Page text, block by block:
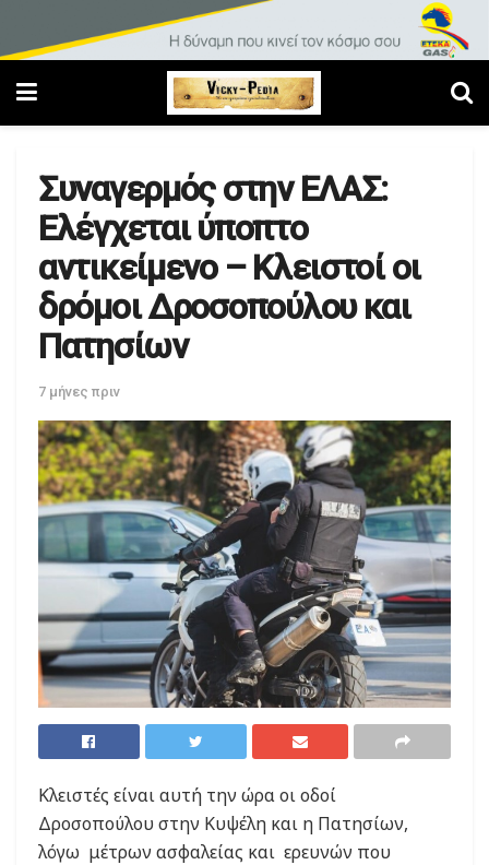
Συναγερμός στην ΕΛΑΣ:
Ελέγχεται ύποπτο
αντικείμενο – Κλειστοί οι
δρόμοι Δροσοπούλου και
Πατησίων
7 μήνες πριν
Κλειστές είναι αυτή την ώρα οι οδοί
Δροσοπούλου στην Κυψέλη και η Πατησίων,
λόγω μέτρων ασφαλείας και ερευνών που